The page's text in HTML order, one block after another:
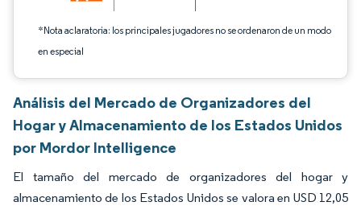
*Nota aclaratoria: los principales jugadores no se ordenaron de un modo
en especial
Análisis del Mercado de Organizadores del
Hogar y Almacenamiento de los Estados Unidos
por Mordor Intelligence
El tamaño del mercado de organizadores del hogar y
almacenamiento de los Estados Unidos se valora en USD 12,05